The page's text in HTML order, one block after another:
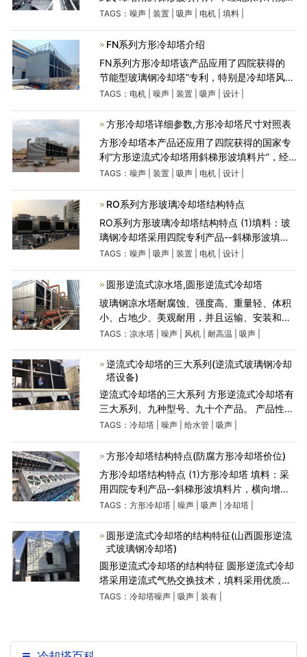
佛山实塔测试，其热力、阻力特性均优于其它
到现场安装或
TAGS： 噪声| 装置| 吸声| 电机| 填料|
FN系列方形冷却塔介绍
FN系列方形冷却塔该产品应用了四院获得的
节能型玻璃钢冷却塔”专利，特别是冷却塔风机
配有变扭矩离极双速电机，当气温较低时(例如
5dB(A)。此外用双速电
TAGS： 电机| 噪声| 装置| 吸声| 设计|
方形冷却塔详细参数,方形冷却塔尺寸对照表
方形冷却塔本产品还应用了四院获得的国家专
利“方形逆流式冷却塔用斜梯形波填料片”，经
北京水科院和佛山实塔测试，其热力、阻力特
需本厂派员工到
TAGS： 噪声| 装置| 吸声| 电机| 设计|
RO系列方形玻璃冷却塔结构特点
RO系列方形玻璃冷却塔结构特点 (1)填料：玻
璃钢冷却塔采用四院专利产品--斜梯形波填料
片，横向增加了凸筋，水的再分配能力大，阻
温-50℃，阻燃性好。 (2)电机：清华
TAGS： 噪声| 吸声| 装置| 电机| 设计|
圆形逆流式凉水塔,圆形逆流式冷却塔
玻璃钢凉水塔耐腐蚀、强度高、重量轻、体积
小、占地少、美观耐用，并且运输、安装和维
修都较方便。因而被广 泛应用于国民经济各部
艺等冷却水循
TAGS： 凉水塔| 噪声| 风机| 耐高温 吸声|
逆流式冷却塔的三大系列(逆流式玻璃钢冷却
塔设备)
逆流式冷却塔的三大系列 方形逆流式冷却塔有
三大系列、九种型号、九十个产品。 产品性能
与选择 1、设计参数： 工业塔为：空气湿球温
为：空气湿球温度τ=
TAGS： 冷却塔| 噪声| 给水管| 吸声|
方形冷却塔结构特点(防腐方形冷却塔价位)
方形冷却塔结构特点 (1)方形冷却塔 填料：采
用四院专利产品--斜梯形波填料片，横向增加
了凸筋，水的再分配能力大，阻力小，热力性
好。 (2)电机：清华大学电机系设
TAGS： 方形冷却塔| 噪声| 吸声| 冷却塔|
圆形逆流式冷却塔的结构特征(山西圆形逆流
式玻璃钢冷却塔)
圆形逆流式冷却塔的结构特征 圆形逆流式冷却
塔采用逆流式气热交换技术，填料采用优质的
改性聚氯乙波片，以扩散淋水面积;通过旋转布
TAGS： 冷却塔噪声| 吸声| 装有|